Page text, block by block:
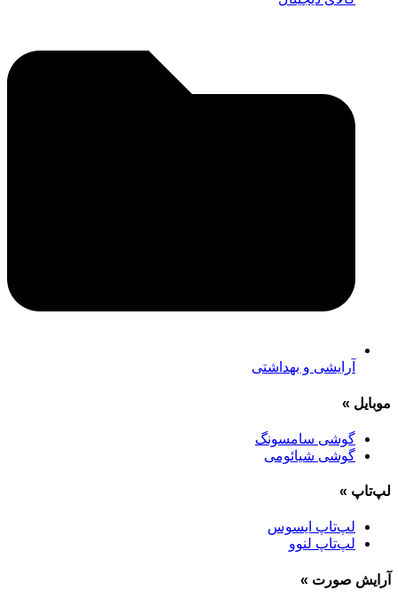
آرایشی و بهداشتی
موبایل »
گوشی سامسونگ
گوشی شیائومی
لپ‌تاپ »
لپ‌تاپ ایسوس
لپ‌تاپ لنوو
آرایش صورت »